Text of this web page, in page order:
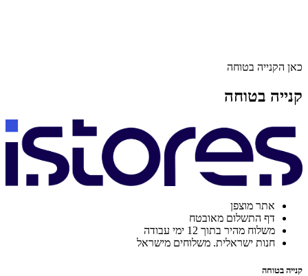
כאן הקנייה בטוחה
קנייה בטוחה
אתר מוצפן
דף התשלום מאובטח
משלוח מהיר בתוך 12 ימי עבודה
חנות ישראלית. משלוחים מישראל
קנייה בטוחה